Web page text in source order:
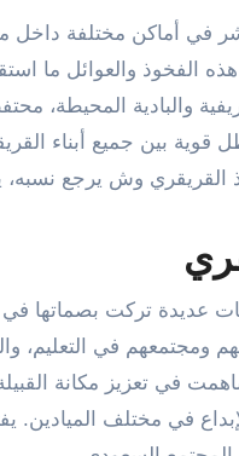
في أماكن مختلفة
والعوائل ما
والبادية المحيطة،
قوية بين جميع أبناء
وش يرجع نسبه،
عديدة تركت بصماتها
في التعليم،
في تعزيز مكانة
في مختلف الميادين.